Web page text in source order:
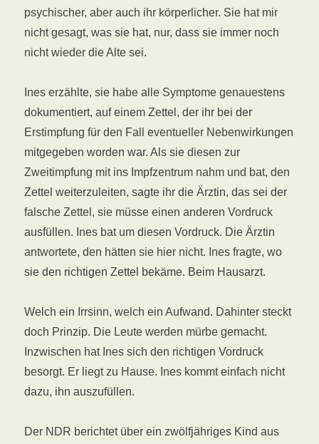
psychischer, aber auch ihr körperlicher. Sie hat mir
nicht gesagt, was sie hat, nur, dass sie immer noch
nicht wieder die Alte sei.
Ines erzählte, sie habe alle Symptome genauestens
dokumentiert, auf einem Zettel, der ihr bei der
Erstimpfung für den Fall eventueller Nebenwirkungen
mitgegeben worden war. Als sie diesen zur
Zweitimpfung mit ins Impfzentrum nahm und bat, den
Zettel weiterzuleiten, sagte ihr die Ärztin, das sei der
falsche Zettel, sie müsse einen anderen Vordruck
ausfüllen. Ines bat um diesen Vordruck. Die Ärztin
antwortete, den hätten sie hier nicht. Ines fragte, wo
sie den richtigen Zettel bekäme. Beim Hausarzt.
Welch ein Irrsinn, welch ein Aufwand. Dahinter steckt
doch Prinzip. Die Leute werden mürbe gemacht.
Inzwischen hat Ines sich den richtigen Vordruck
besorgt. Er liegt zu Hause. Ines kommt einfach nicht
dazu, ihn auszufüllen.
Der NDR berichtet über ein zwölfjähriges Kind aus